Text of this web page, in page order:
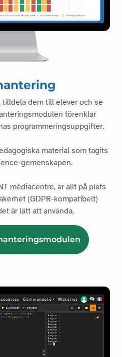
dem till elever och se
förenklar
programmeringsuppgifter.
material som tagits
gemenskapen.
médiacentre, är allt på plats
(GDPR-kompatibelt)
är lätt att använda.